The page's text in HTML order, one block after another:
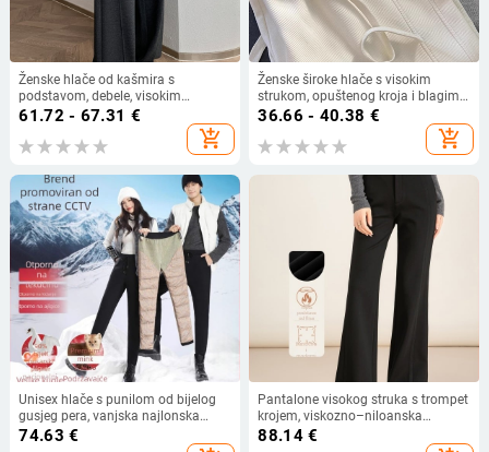
Ženske hlače od kašmira s
podstavom, debele, visokim
strukom, uski kroj, banana kroj,
široke nogavice, ravni kroj, za žene
61.72 - 67.31 €
add_shopping_cart
Ženske široke hlače s visokim
strukom, opuštenog kroja i blagim
padom, casual hlače za jesen i
36.66 - 40.38 €
add_shopping_cart
Unisex hlače s punilom od bijelog
gusjeg pera, vanjska najlonska
tkanina, uzorak oblaka, duljina 3/4
74.63 €
Pantalone visokog struka s trompet
krojem, viskozno–niloanska
smjesa, debeli materijal, zima 2025
88.14€